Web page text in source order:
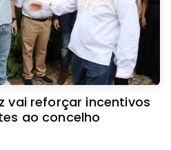
vai reforçar incentivos
ao concelho